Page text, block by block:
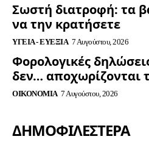
Σωστή διατροφή: τα
να την κρατήσετε
ΥΓΕΊΑ - ΕΥΕΞΊΑ 7 Αυγούστου, 2026
Φορολογικές
δεν… αποχωρίζονται
ΟΙΚΟΝΟΜΊΑ 7 Αυγούστου, 2026
ΔΗΜΟΦΙΛΈΣΤΕΡΑ